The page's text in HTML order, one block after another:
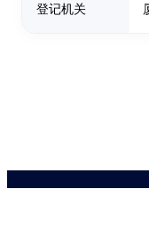
登记机关